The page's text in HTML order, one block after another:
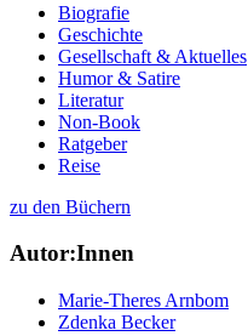
Biografie
Geschichte
Gesellschaft & Aktuelles
Humor & Satire
Literatur
Non-Book
Ratgeber
Reise
zu den Büchern
Autor:Innen
Marie-Theres Arnbom
Zdenka Becker